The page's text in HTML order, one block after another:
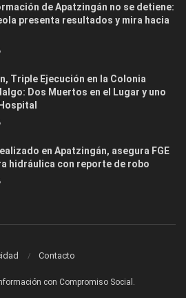
de Apatzingán no se detiene:
presenta resultados y mira hacia
Triple Ejecución en la Colonia
Dos Muertos en el Lugar y uno
en Apatzingán, asegura FGE
hidráulica con reporte de robo
Contacto
con Compromiso Social.